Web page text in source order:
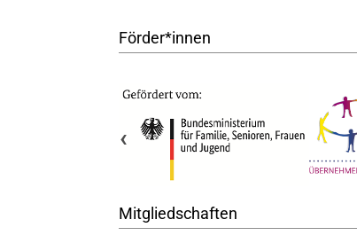
Förder*innen
‹
Mitgliedschaften